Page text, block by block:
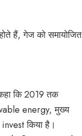
हैं, गेज को समायोजित
कि 2019 तक
energy, मुख्य
किया है।